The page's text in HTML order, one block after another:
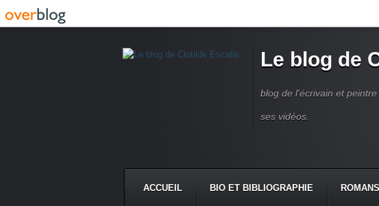
Le blog de
blog de l'écrivain et
ses vidéos.
ACCUEIL BIO ET BIBLIOGRAPHIE ROMANS